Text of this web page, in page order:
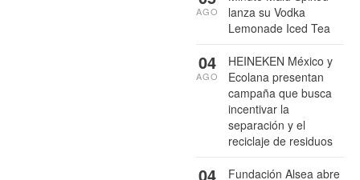
lanza su Vodka
Lemonade Iced Tea
AGO
HEINEKEN México y
Ecolana presentan
campaña que busca
incentivar la
separación y el
reciclaje de residuos
04
AGO
Fundación Alsea abre
04